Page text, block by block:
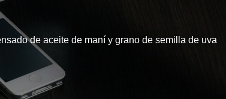
de aceite de maní y grano de semilla de uva